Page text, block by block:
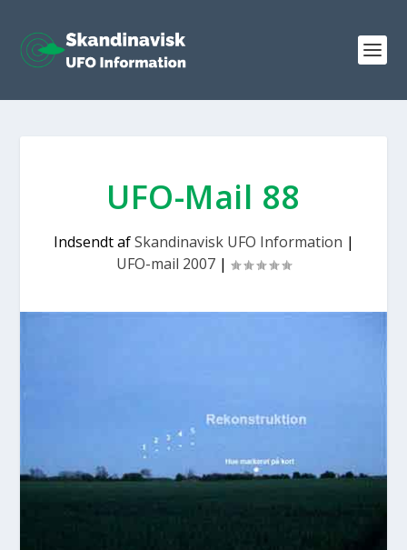
UFO-Mail 88
Indsendt afSkandinavisk UFO Information |
UFO-mail 2007 |